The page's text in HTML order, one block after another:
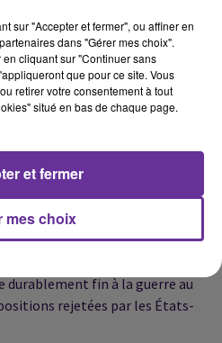
Lecornu, a demandé à ses
la coopération
par l’armée israélienne
le-feu, le 17 avril, ont fait
libanais de la Santé.
fin à la guerre au
rejetées par les États-
sur "Accepter et fermer", ou affiner en
dans "Gérer mes choix".
cliquant sur "Continuer sans
que pour ce site. Vous
retirer votre consentement à tout
situé en bas de chaque page.
mes choix
et fermer